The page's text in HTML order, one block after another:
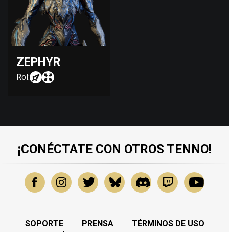
ZEPHYR
Rol:
¡CONÉCTATE CON OTROS TENNO!
SOPORTE PRENSA
TÉRMINOS DE USO